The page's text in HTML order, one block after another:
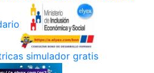
simulador gratis